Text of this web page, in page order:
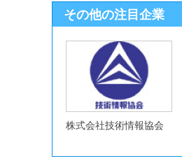
その他の注目企業
株式会社技術情報協会